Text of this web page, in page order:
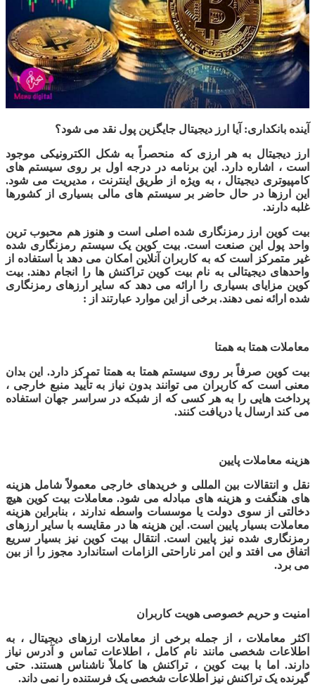
آینده بانکداری: آیا ارز دیجیتال جایگزین پول نقد می شود؟
ارز دیجیتال به هر ارزی که منحصراً به شکل الکترونیکی موجود
است ، اشاره دارد. این برنامه در درجه اول بر روی سیستم های
کامپیوتری دیجیتال ، به ویژه از طریق اینترنت ، مدیریت می شود.
این ارزها در حال حاضر بر سیستم های مالی بسیاری از کشورها
غلبه دارند.
بیت کوین ارز رمزنگاری شده اصلی است و هنوز هم محبوب ترین
واحد پول این صنعت است. بیت کوین یک سیستم رمزنگاری شده
غیر متمرکز است که به کاربران آنلاین امکان می دهد با استفاده از
واحدهای دیجیتالی به نام بیت کوین تراکنش ها را انجام دهند. بیت
کوین مزایای بسیاری را ارائه می دهد که سایر ارزهای رمزنگاری
شده ارائه نمی دهند. برخی از این موارد عبارتند از :
معاملات همتا به همتا
بیت کوین صرفاً بر روی سیستم همتا به همتا تمرکز دارد. این بدان
معنی است که کاربران می توانند بدون نیاز به تأیید منبع خارجی ،
پرداخت هایی را به هر کسی که از شبکه در سراسر جهان استفاده
می کند ارسال یا دریافت کنند.
هزینه معاملات پایین
نقل و انتقالات بین المللی و خریدهای خارجی معمولاً شامل هزینه
های هنگفت و هزینه های مبادله می شود. معاملات بیت کوین هیچ
دخالتی از سوی دولت یا موسسات واسطه ندارند ، بنابراین هزینه
معاملات بسیار پایین است. این هزینه ها در مقایسه با سایر ارزهای
رمزنگاری شده نیز پایین است. انتقال بیت کوین نیز بسیار سریع
اتفاق می افتد و این امر ناراحتی الزامات استاندارد مجوز را از بین
می برد.
امنیت و حریم خصوصی هویت کاربران
اکثر معاملات ، از جمله برخی از معاملات ارزهای دیجیتال ، به
اطلاعات شخصی مانند نام کامل ، اطلاعات تماس و آدرس نیاز
دارند. اما با بیت کوین ، تراکنش ها کاملاً ناشناس هستند. حتی
گیرنده یک تراکنش نیز اطلاعات شخصی یک فرستنده را نمی داند.